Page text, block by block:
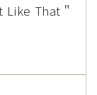
Like That＂